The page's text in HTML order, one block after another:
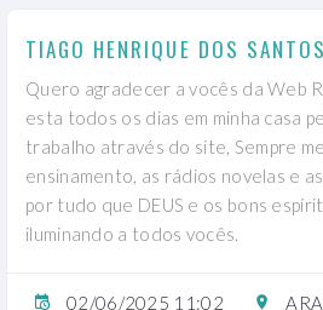
TIAGO HENRIQUE DOS SANTOS
Quero agradecer a vocês da Web
esta todos os dias em minha casa
trabalho através do site, Sempre
ensinamento, as rádios novelas e
por tudo que DEUS e os bons
iluminando a todos vocês.
02/06/2025 11:02